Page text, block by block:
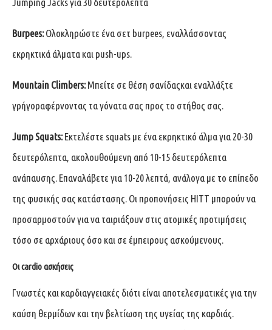
Burpees:Ολοκληρώστε ένα σετ burpees, εναλλάσσοντας
εκρηκτικά άλματα και push-ups.
Mountain Climbers:Μπείτε σε θέση σανίδαςκαι εναλλάξτε
γρήγοραφέρνοντας τα γόνατα σας προς το στήθος σας.
Jump Squats:Εκτελέστε squats με ένα εκρηκτικό άλμα για 20-30
δευτερόλεπτα, ακολουθούμενη από 10-15 δευτερόλεπτα
ανάπαυσης. Επαναλάβετε για 10-20 λεπτά, ανάλογα με το επίπεδο
της φυσικής σας κατάστασης. Οι προπονήσεις HITT μπορούν να
προσαρμοστούν για να ταιριάξουν στις ατομικές προτιμήσεις
τόσο σε αρχάριους όσο και σε έμπειρους ασκούμενους.
Οι cardio ασκήσεις
Γνωστές και καρδιαγγειακές διότι είναι αποτελεσματικές για την
καύση θερμίδων και την βελτίωση της υγείας της καρδιάς.